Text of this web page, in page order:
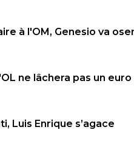
à l'OM, Genesio va
ne lâchera pas un euro
Luis Enrique s’agace